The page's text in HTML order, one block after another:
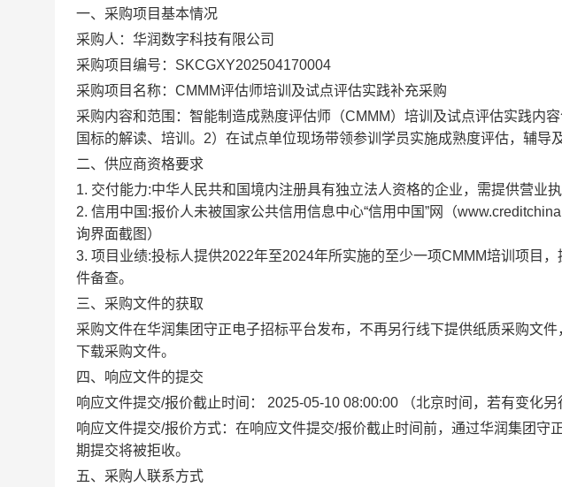
一、采购项目基本情况
采购人：华润数字科技有限公司
采购项目编号：SKCGXY202504170004
采购项目名称：CMMM评估师培训及试点评估实践补充采购
采购内容和范围：智能制造成熟度评估师（CMMM）培训及试点评估实践内
国标的解读、培训。2）在试点单位现场带领参训学员实施成熟度评估，辅导
二、供应商资格要求
1. 交付能力:中华人民共和国境内注册具有独立法人资格的企业，需提供营业
2. 信用中国:报价人未被国家公共信用信息中心“信用中国”网（
询界面截图）
3. 项目业绩:投标人提供2022年至2024年所实施的至少一项CMMM培训项目
件备查。
三、采购文件的获取
采购文件在华润集团守正电子招标平台发布，不再另行线下提供纸质采购文
下载采购文件。
四、响应文件的提交
响应文件提交/报价截止时间： 2025-05-10 08:00:00
（北京时间，若有变化另
响应文件提交/报价方式：在响应文件提交/报价截止时间前，通过华润集团守
期提交将被拒收。
五、采购人联系方式